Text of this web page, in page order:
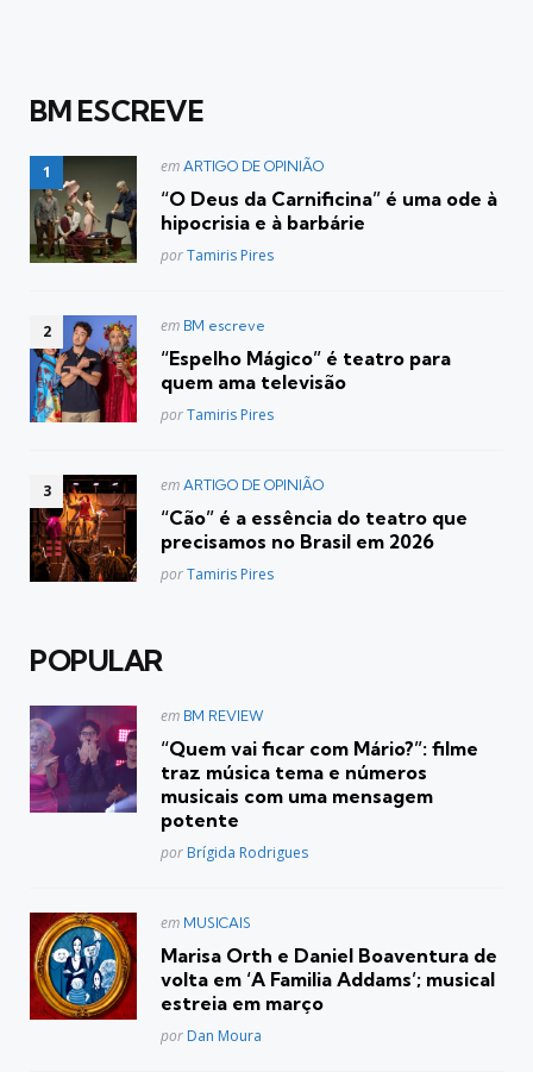
BM ESCREVE
Postado
em ARTIGO DE OPINIÃO
“O Deus da Carnificina” é uma ode à
hipocrisia e à barbárie
Posted
porTamiris Pires
Postado
em BM escreve
“Espelho Mágico” é teatro para
quem ama televisão
Posted
porTamiris Pires
Postado
em ARTIGO DE OPINIÃO
“Cão” é a essência do teatro que
precisamos no Brasil em 2026
Posted
porTamiris Pires
POPULAR
Postado
em BM REVIEW
“Quem vai ficar com Mário?”: filme
traz música tema e números
musicais com uma mensagem
potente
Posted
por Brígida Rodrigues
Postado
em MUSICAIS
Marisa Orth e Daniel Boaventura de
volta em ‘A Familia Addams’; musical
estreia em março
Posted
por Dan Moura